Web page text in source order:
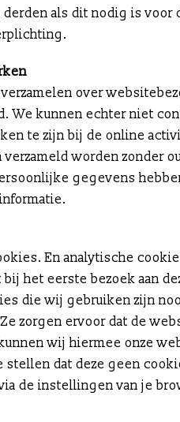
als dit nodig is voor
over
We kunnen echter niet
te zijn bij de online
worden zonder
gegevens
En analytische
het eerste bezoek aan
die wij gebruiken zijn
zorgen ervoor dat de
wij hiermee onze
dat deze geen
de instellingen van je